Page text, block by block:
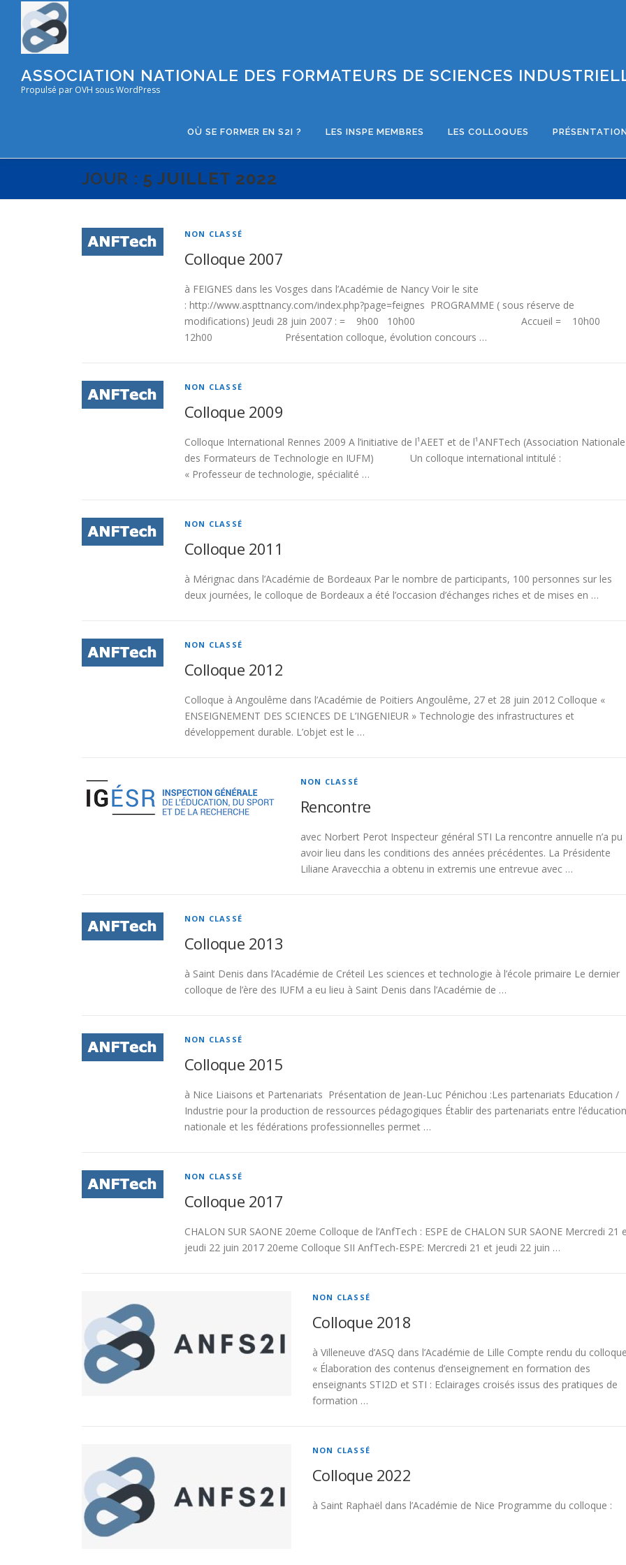
contenu
ASSOCIATION NATIONALE DES FORMATEURS DE SCIENCES
Propulsé par OVH sous WordPress
OÙ SE FORMER EN S2I ? LES INSPE MEMBRES LES COLLOQUES
JOUR : 5 JUILLET 2022
NON CLASSÉ
Colloque 2007
à FEIGNES dans les Vosges dans l’Académie de Nancy Voir le site
: http://www.aspttnancy.com/index.php?page=feignes PROGRAMME ( sous réserve de
modifications) Jeudi 28 juin 2007 : = 9h00 10h00 Accueil = 10h00
12h00 Présentation colloque, évolution concours …
NON CLASSÉ
Colloque 2009
Colloque International Rennes 2009 A l’initiative de l¹AEET et de l¹ANFTech (Association Nationale
des Formateurs de Technologie en IUFM) Un colloque international intitulé :
« Professeur de technologie, spécialité …
NON CLASSÉ
Colloque 2011
à Mérignac dans l’Académie de Bordeaux Par le nombre de participants, 100 personnes sur les
deux journées, le colloque de Bordeaux a été l’occasion d’échanges riches et de mises en …
NON CLASSÉ
Colloque 2012
Colloque à Angoulême dans l’Académie de Poitiers Angoulême, 27 et 28 juin 2012 Colloque «
ENSEIGNEMENT DES SCIENCES DE L’INGENIEUR » Technologie des infrastructures et
développement durable. L’objet est le …
NON CLASSÉ
Rencontre
avec Norbert Perot Inspecteur général STI La rencontre annuelle n’a pu
avoir lieu dans les conditions des années précédentes. La Présidente
Liliane Aravecchia a obtenu in extremis une entrevue avec …
NON CLASSÉ
Colloque 2013
à Saint Denis dans l’Académie de Créteil Les sciences et technologie à l’école primaire Le dernier
colloque de l’ère des IUFM a eu lieu à Saint Denis dans l’Académie de …
NON CLASSÉ
Colloque 2015
à Nice Liaisons et Partenariats Présentation de Jean-Luc Pénichou :Les partenariats Education /
Industrie pour la production de ressources pédagogiques Établir des partenariats entre l’éducation
nationale et les fédérations professionnelles permet …
NON CLASSÉ
Colloque 2017
CHALON SUR SAONE 20eme Colloque de l’AnfTech : ESPE de CHALON SUR SAONE Mercredi 21
jeudi 22 juin 2017 20eme Colloque SII AnfTech-ESPE: Mercredi 21 et jeudi 22 juin …
NON CLASSÉ
Colloque 2018
à Villeneuve d’ASQ dans l’Académie de Lille Compte rendu du
« Élaboration des contenus d’enseignement en formation des
enseignants STI2D et STI : Eclairages croisés issus des pratiques de
formation …
NON CLASSÉ
Colloque 2022
à Saint Raphaël dans l’Académie de Nice Programme du colloque :